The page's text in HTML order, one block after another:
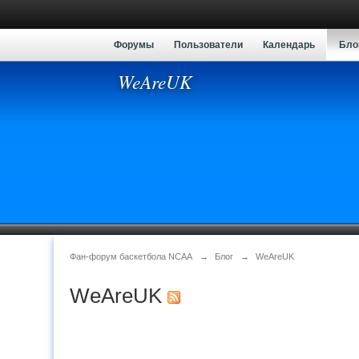
Форумы Пользователи Календарь
WeAreUK
Фан-форум баскетбола NCAA → Блог → WeAreUK
WeAreUK